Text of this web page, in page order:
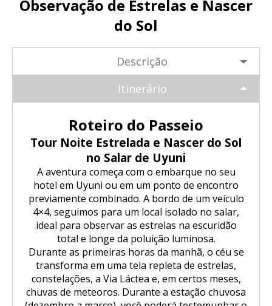
Aventura Inca
balão de ar quente.
Excursão ao Vulcão Chachani (2
Excursão ao Cânion do Colca com
Conexão Taquile 3D/2N
Excursão Puno – Copacabana – Ilha
Excursão Sillustani Chullpas saindo
Passeio pela Ilha dos Uros,
Tour Salar de Uyuni de Bicicleta
Tour Salar de Uyuni 2 Dias / 1 Noite
Tour Salar de Uyuni 3 Dias / 2
Noites
Natureza, cultura viva
Trilha Salkantay 4D | Rota Ancestral
para Machu Picchu
Trilha Salkantay 3D | Alta
montanha e selva – Machu Picchu
Huchuy Qosqo Trek 3D/2N | Machu
Picchu
Tour Machu Picchu, Montanha das
Cores e Lagoa Humantay 3 dias
SALKANTAY
Trilha Salkantay 4D | Rota Ancestral
Trilha Salkantay 2D | Caminhada na
montanha
Trilha Salkantay 3D | Alta
montanha e selva – Machu Picchu
Saindo de Cusco
CONTACTANOS
Observação de Estrelas e Nascer
do Sol
Descrição
Itinerário
Roteiro do Passeio
Tour Noite Estrelada e Nascer do Sol
no Salar de Uyuni
A aventura começa com o embarque no seu
hotel em Uyuni ou em um ponto de encontro
previamente combinado. A bordo de um veículo
4×4, seguimos para um local isolado no salar,
ideal para observar as estrelas na escuridão
total e longe da poluição luminosa.
Durante as primeiras horas da manhã, o céu se
transforma em uma tela repleta de estrelas,
constelações, a Via Láctea e, em certos meses,
chuvas de meteoros. Durante a estação chuvosa